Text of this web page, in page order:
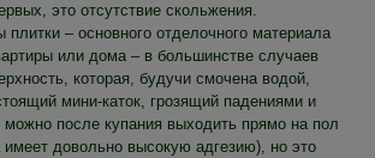
это отсутствие скольжения.
– основного отделочного материала
или дома – в большинстве случаев
которая, будучи смочена водой,
мини-каток, грозящий падениями и
после купания выходить прямо на пол
имеет довольно высокую адгезию), но это